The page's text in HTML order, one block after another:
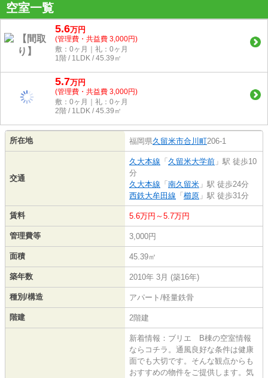
空室一覧
5.6万円
(管理費・共益費 3,000円)
敷：0ヶ月｜礼：0ヶ月
1階 / 1LDK / 45.39㎡
5.7万円
(管理費・共益費 3,000円)
敷：0ヶ月｜礼：0ヶ月
2階 / 1LDK / 45.39㎡
所在地 福岡県久留米市合川町206-1
交通
久大本線 「 久留米大学前 」駅 徒歩10
分
久大本線 「 南久留米 」駅 徒歩24分
西鉄大牟田線 「 櫛原 」駅 徒歩31分
賃料 5.6万円～5.7万円
管理費等 3,000円
面積 45.39㎡
築年数 2010年 3月 (築16年)
種別/構造 アパート/軽量鉄骨
階建 2階建
新着情報：ブリエ B棟の空室情報
ならコチラ。通風良好な条件は健康
面でも大切です。そんな観点からも
おすすめの物件をご提供します。気